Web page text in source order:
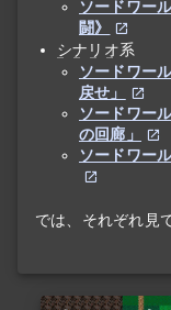
ソードワー
闘》
シナリオ系
ソードワー
戻せ」
ソードワー
の回廊」
ソードワー
では、それぞれ見